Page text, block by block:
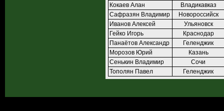
Кокаев Алан
Владикавказ
Сафразян Владимир
Новороссийск
Иванов Алексей
Ульяновск
Гейко Игорь
Краснодар
Панаётов Александр
Геленджик
Морозов Юрий
Казань
Сенькин Владимир
Сочи
Тополян Павел
Геленджик